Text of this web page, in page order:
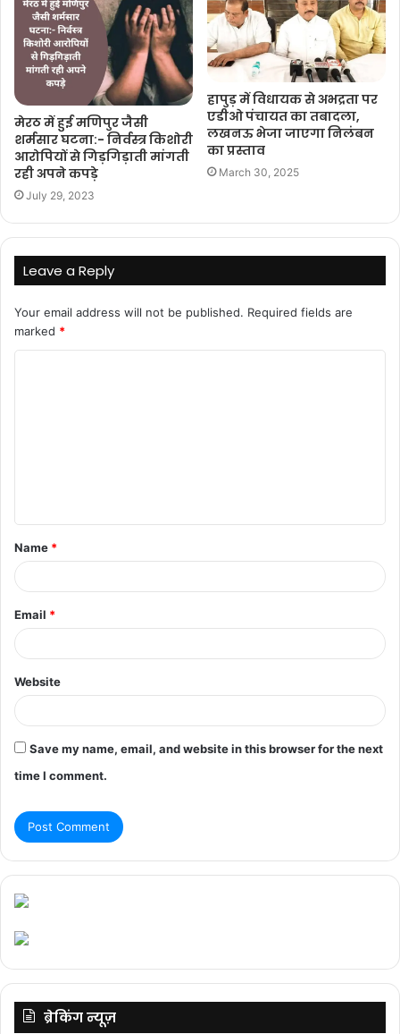
मेरठ में हुई मणिपुर जैसी
शर्मसार घटना:- निर्वस्त्र किशोरी
आरोपियों से गिड़गिड़ाती मांगती
रही अपने कपड़े
July 29, 2023
हापुड़ में विधायक से अभद्रता पर
एडीओ पंचायत का तबादला,
लखनऊ भेजा जाएगा निलंबन
का प्रस्ताव
March 30, 2025
Leave a Reply
Your email address will not be published. Required fields are
marked *
t
*
Name *
Email *
Website
Save my name, email, and website in this browser for the next
time I comment.
ब्रेकिंग न्यूज़